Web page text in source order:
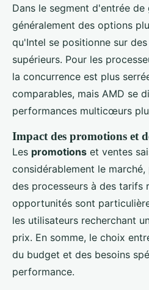
Dans le segment d'entrée
généralement des options
qu'Intel se positionne sur
supérieurs. Pour les
la concurrence est plus
comparables, mais AMD se
performances multicœurs
Impact des promotions et
Les promotions et ventes
considérablement le
des processeurs à des tarifs
opportunités sont
les utilisateurs recherchant
prix. En somme, le choix
du budget et des besoins
performance.